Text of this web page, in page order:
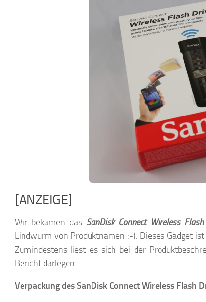
[ANZEIGE]
Wir bekamen das SanDisk Connect Wireless
Lindwurm von Produktnamen :-). Dieses Gadget
Zumindestens liest es sich bei der
Bericht darlegen.
Verpackung des SanDisk Connect Wireless Flash